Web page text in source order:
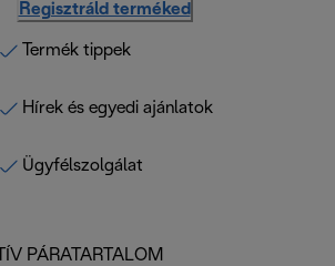
Regisztráld terméked
Termék tippek
Hírek és egyedi ajánlatok
Ügyfélszolgálat
PÁRATARTALOM